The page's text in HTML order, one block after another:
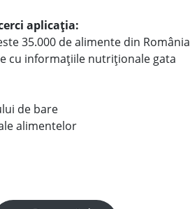
aplicația:
35.000 de alimente din România
cu informațiile nutriționale gata
de bare
alimentelor